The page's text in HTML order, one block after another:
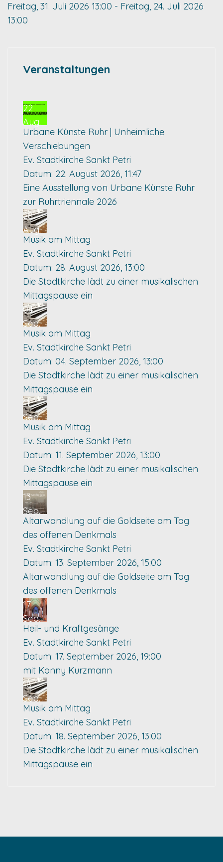
Freitag, 31. Juli 2026 13:00 - Freitag, 24. Juli 2026
13:00
Veranstaltungen
22
Aug.
Urbane Künste Ruhr | Unheimliche
Verschiebungen
Ev. Stadtkirche Sankt Petri
Datum: 22. August 2026, 11:47
Eine Ausstellung von Urbane Künste Ruhr
zur Ruhrtriennale 2026
28
Aug.
Musik am Mittag
Ev. Stadtkirche Sankt Petri
Datum: 28. August 2026, 13:00
Die Stadtkirche lädt zu einer musikalischen
Mittagspause ein
04
Sep.
Musik am Mittag
Ev. Stadtkirche Sankt Petri
Datum: 04. September 2026, 13:00
Die Stadtkirche lädt zu einer musikalischen
Mittagspause ein
11
Sep.
Musik am Mittag
Ev. Stadtkirche Sankt Petri
Datum: 11. September 2026, 13:00
Die Stadtkirche lädt zu einer musikalischen
Mittagspause ein
13
Sep.
Altarwandlung auf die Goldseite am Tag
des offenen Denkmals
Ev. Stadtkirche Sankt Petri
Datum: 13. September 2026, 15:00
Altarwandlung auf die Goldseite am Tag
des offenen Denkmals
17
Sep.
Heil- und Kraftgesänge
Ev. Stadtkirche Sankt Petri
Datum: 17. September 2026, 19:00
mit Konny Kurzmann
18
Sep.
Musik am Mittag
Ev. Stadtkirche Sankt Petri
Datum: 18. September 2026, 13:00
Die Stadtkirche lädt zu einer musikalischen
Mittagspause ein